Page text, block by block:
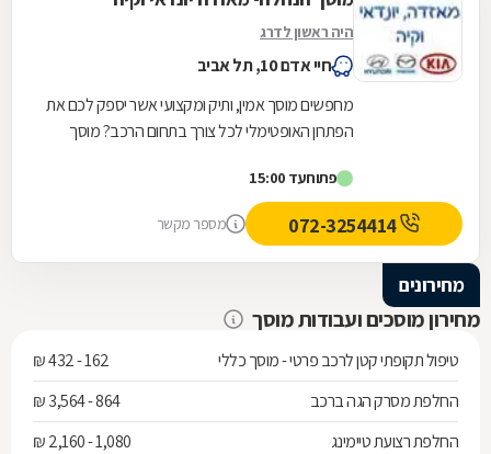
היה ראשון לדרג
חיי אדם 10, תל אביב
מחפשים מוסך אמין, ותיק ומקצועי אשר יספק לכם את
הפתרון האופטימלי לכל צורך בתחום הרכב? מוסך
קיה...פתוחעד 15:00
072-3254414 מספר מקשר
מחירונים
מחירון מוסכים ועבודות מוסך
טיפול תקופתי קטן לרכב פרטי - מוסך כללי
162 - 432 ₪
החלפת מסרק הגה ברכב
864 - 3,564 ₪
החלפת רצועת טיימינג
1,080 - 2,160 ₪